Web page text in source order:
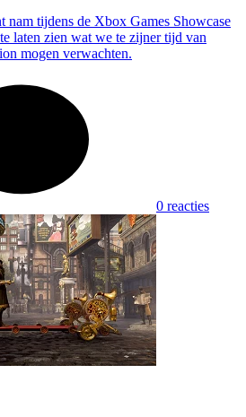
nam tijdens de Xbox Games Showcase
laten zien wat we te zijner tijd van
mogen verwachten.
0 reacties